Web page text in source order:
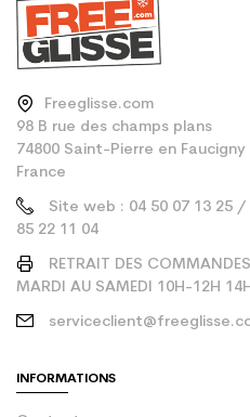
Freeglisse.com
98 B rue des champs plans
74800 Saint-Pierre en Faucigny
France
Site web : 04 50 07 13 25
85 22 11 04
RETRAIT DES
MARDI AU SAMEDI 10H-12H
INFORMATIONS